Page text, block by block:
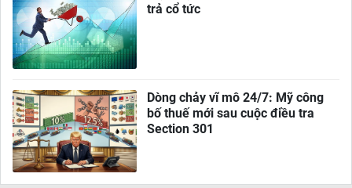
trả cổ tức
Dòng chảy vĩ mô 24/7: Mỹ công
bố thuế mới sau cuộc điều tra
Section 301